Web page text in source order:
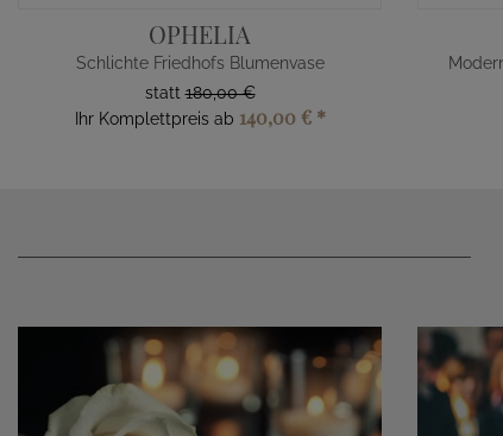
OPHELIA
Schlichte Friedhofs Blumenvase
statt180,00 €
Ihr Komplettpreis ab 140,00 € *